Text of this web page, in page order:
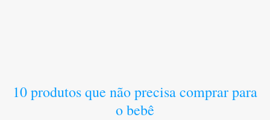
10 produtos que não precisa comprar para
o bebê